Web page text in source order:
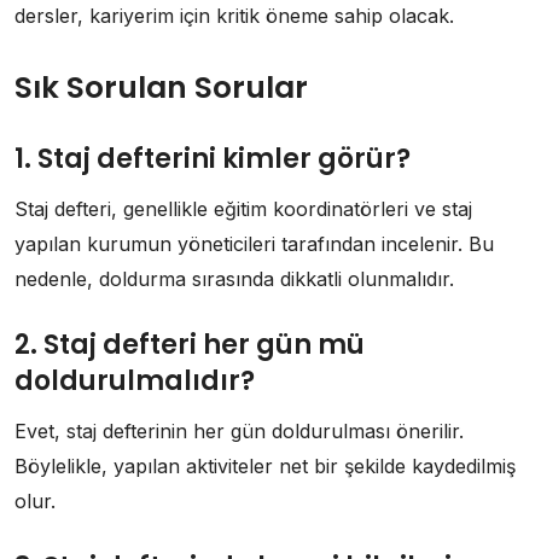
dersler, kariyerim için kritik öneme sahip olacak.
Sık Sorulan Sorular
1. Staj defterini kimler görür?
Staj defteri, genellikle eğitim koordinatörleri ve staj
yapılan kurumun yöneticileri tarafından incelenir. Bu
nedenle, doldurma sırasında dikkatli olunmalıdır.
2. Staj defteri her gün mü
doldurulmalıdır?
Evet, staj defterinin her gün doldurulması önerilir.
Böylelikle, yapılan aktiviteler net bir şekilde kaydedilmiş
olur.